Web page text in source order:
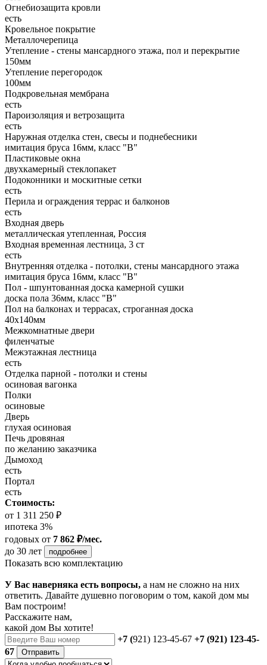
Огнебиозащита кровли
есть
Кровельное покрытие
Металлочерепица
Утепление - стены мансардного этажа, пол и перекрытие
150мм
Утепление перегородок
100мм
Подкровельная мембрана
есть
Пароизоляция и ветрозащита
есть
Наружная отделка стен, свесы и поднебесники
имитация бруса 16мм, класс "В"
Пластиковые окна
двухкамерный стеклопакет
Подоконники и москитные сетки
есть
Перила и ограждения террас и балконов
есть
Входная дверь
металлическая утепленная, Россия
Входная временная лестница, 3 ст
есть
Внутренняя отделка - потолки, стены мансардного этажа
имитация бруса 16мм, класс "В"
Пол - шпунтованная доска камерной сушки
доска пола 36мм, класс "B"
Пол на балконах и террасах, строганная доска
40x140мм
Межкомнатные двери
филенчатые
Межэтажная лестница
есть
Отделка парной - потолки и стены
осиновая вагонка
Полки
осиновые
Дверь
глухая осиновая
Печь дровяная
по желанию заказчика
Дымоход
есть
Портал
есть
Стоимость:
от 1 311 250 ₽
ипотека 3%
годовых от 7 862 ₽/мес.
до 30 лет
подробнее
Показать всю комплектацию
У Вас наверняка есть вопросы, а нам не сложно на них
ответить. Давайте душевно поговорим о том, какой дом мы
Вам построим!
Расскажите нам,
какой дом Вы хотите!
+7 (921) 123-45-67 +7 (921) 123-45-
67
Отправить